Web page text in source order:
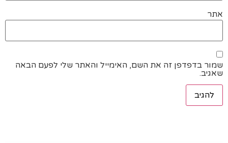
אתר
שמור בדפדפן זה את השם, האימייל והאתר שלי לפעם הבאה
שאגיב.